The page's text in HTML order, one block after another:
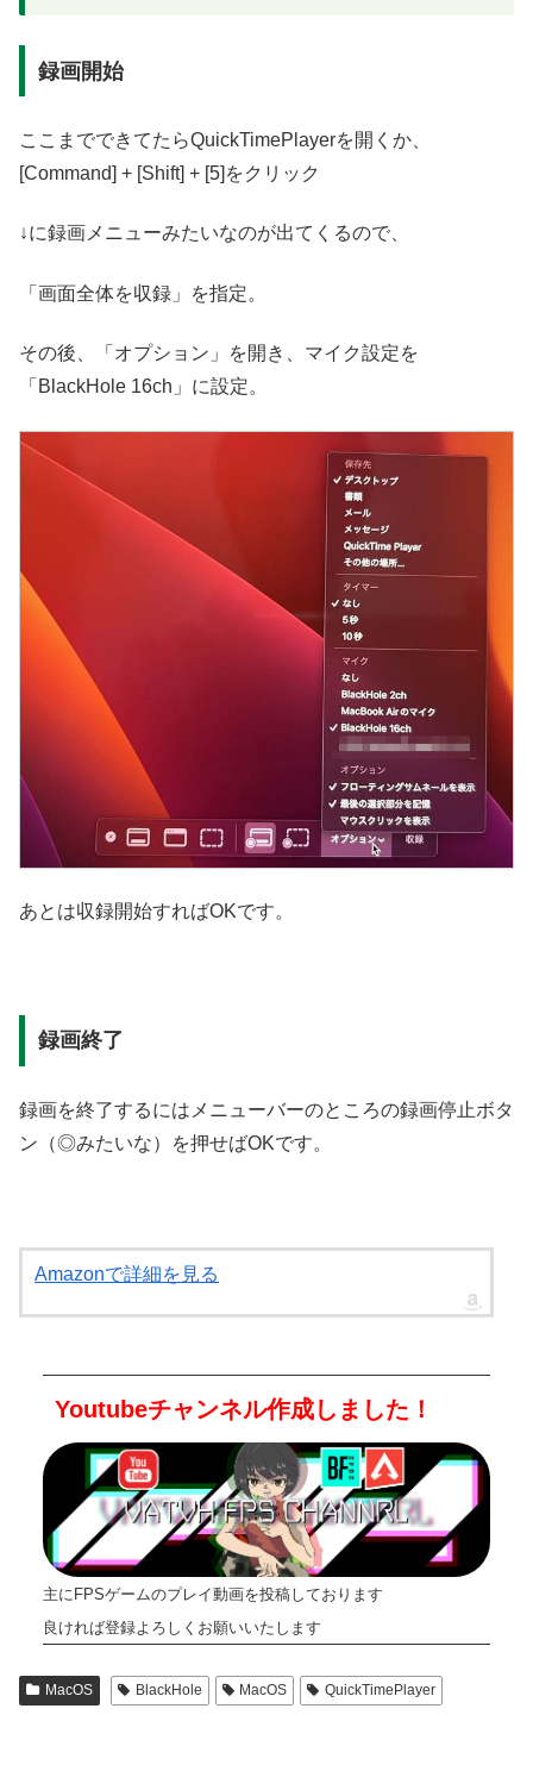
録画開始
ここまでできてたらQuickTimePlayerを開くか、
[Command] + [Shift] + [5]をクリック
↓に録画メニューみたいなのが出てくるので、
「画面全体を収録」を指定。
その後、「オプション」を開き、マイク設定を
「BlackHole 16ch」に設定。
あとは収録開始すればOKです。
録画終了
録画を終了するにはメニューバーのところの録画停止ボタ
ン（◎みたいな）を押せばOKです。
Amazonで詳細を見る
Youtubeチャンネル作成しました！
主にFPSゲームのプレイ動画を投稿しております
良ければ登録よろしくお願いいたします
MacOS BlackHole MacOS QuickTimePlayer